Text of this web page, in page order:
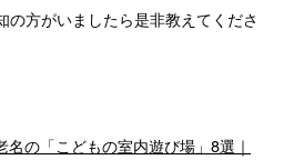
の方がいましたら是非教えてくださ
の「こどもの室内遊び場」8選｜